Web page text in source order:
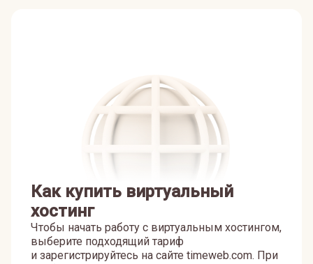
Как купить виртуальный
хостинг
Чтобы начать работу с виртуальным хостингом,
выберите подходящий тариф
и зарегистрируйтесь на сайте timeweb.com. При